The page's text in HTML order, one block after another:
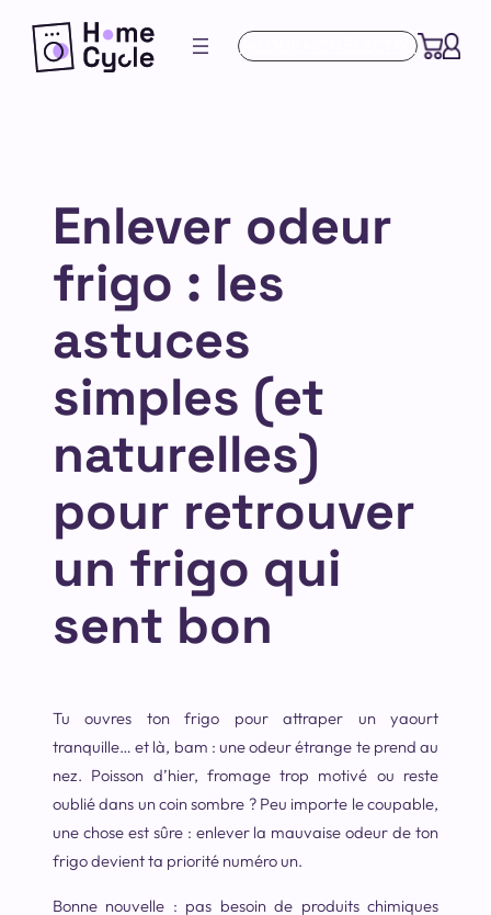
Aller
contenu
Je LOUE MON ÉLECTRO
Enlever odeur
frigo : les
astuces
simples (et
naturelles)
pour retrouver
un frigo qui
sent bon
Tu ouvres ton frigo pour attraper un yaourt
tranquille… et là, bam : une odeur étrange te prend au
nez. Poisson d’hier, fromage trop motivé ou reste
oublié dans un coin sombre ? Peu importe le coupable,
une chose est sûre : enlever la mauvaise odeur de ton
frigo devient ta priorité numéro un.
Bonne nouvelle : pas besoin de produits chimiques